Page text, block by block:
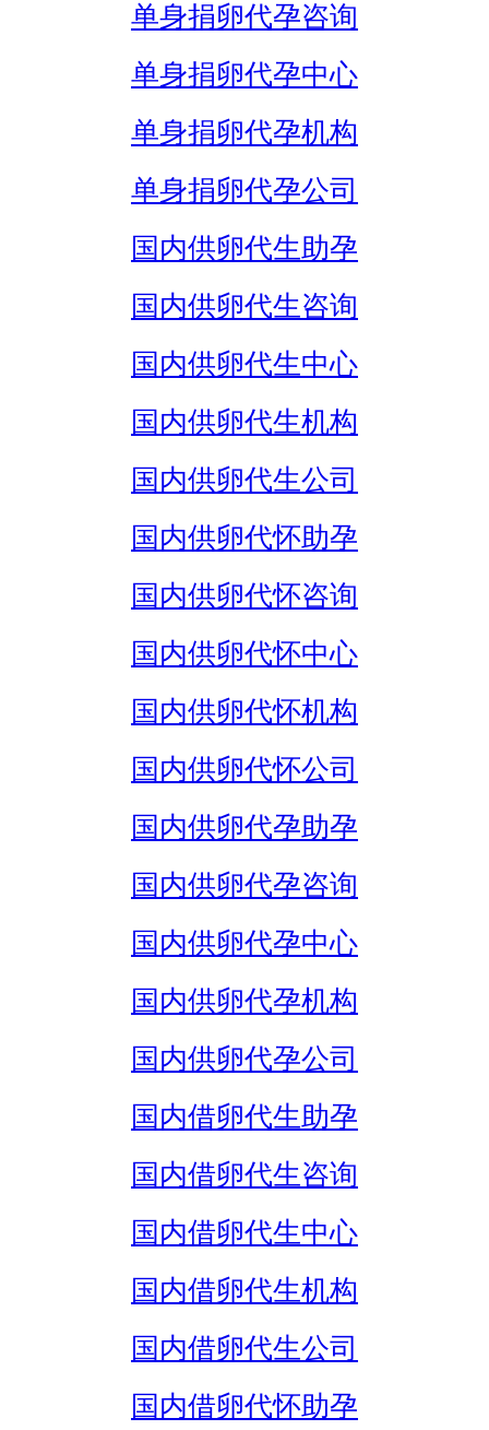
单身捐卵代孕咨询
单身捐卵代孕中心
单身捐卵代孕机构
单身捐卵代孕公司
国内供卵代生助孕
国内供卵代生咨询
国内供卵代生中心
国内供卵代生机构
国内供卵代生公司
国内供卵代怀助孕
国内供卵代怀咨询
国内供卵代怀中心
国内供卵代怀机构
国内供卵代怀公司
国内供卵代孕助孕
国内供卵代孕咨询
国内供卵代孕中心
国内供卵代孕机构
国内供卵代孕公司
国内借卵代生助孕
国内借卵代生咨询
国内借卵代生中心
国内借卵代生机构
国内借卵代生公司
国内借卵代怀助孕